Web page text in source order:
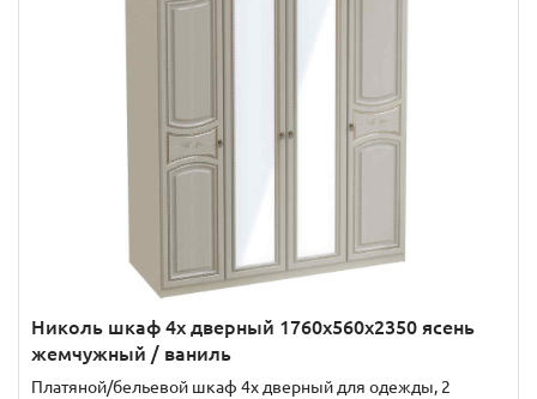
Николь шкаф 4х дверный 1760x560x2350 ясень
жемчужный / ваниль
Платяной/бельевой шкаф 4х дверный для одежды, 2